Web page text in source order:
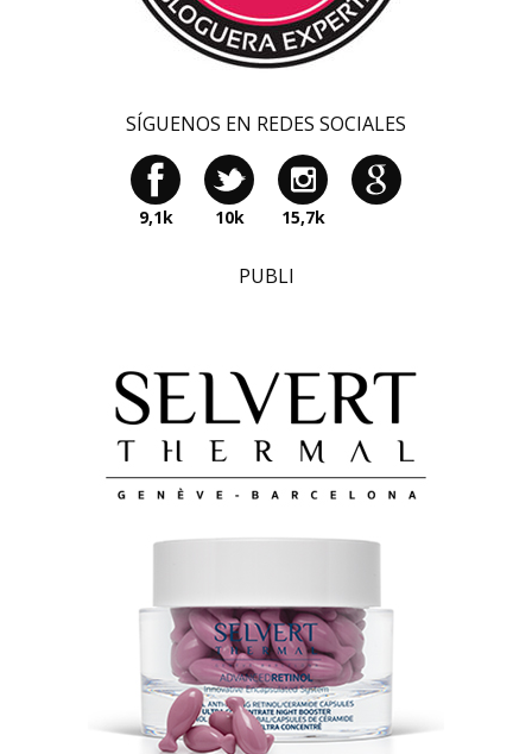
SÍGUENOS EN REDES SOCIALES
9,1k 10k 15,7k
PUBLI